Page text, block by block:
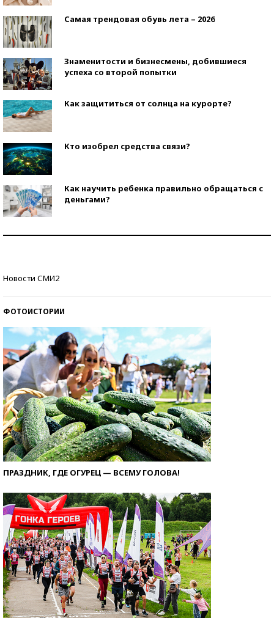
Самая трендовая обувь лета – 2026
Знаменитости и бизнесмены, добившиеся
успеха со второй попытки
Как защититься от солнца на курорте?
Кто изобрел средства связи?
Как научить ребенка правильно обращаться с
деньгами?
Новости СМИ2
ФОТОИСТОРИИ
ПРАЗДНИК, ГДЕ ОГУРЕЦ — ВСЕМУ ГОЛОВА!